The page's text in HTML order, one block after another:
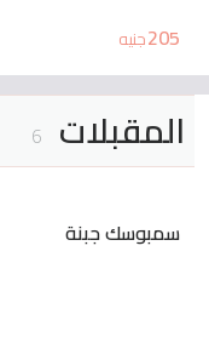
205جنيه
المقبلات 6
سمبوسك جبنة